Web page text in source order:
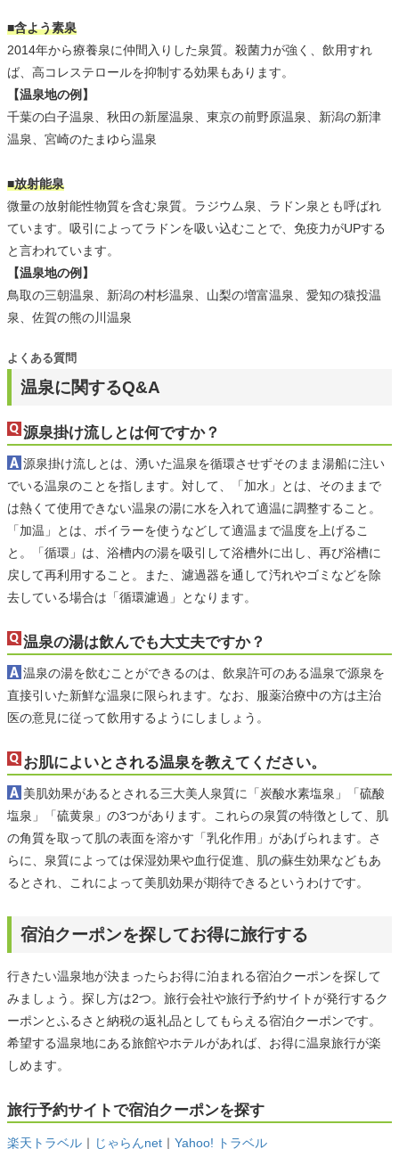
■含よう素泉
2014年から療養泉に仲間入りした泉質。殺菌力が強く、飲用すれ
ば、高コレステロールを抑制する効果もあります。
【温泉地の例】
千葉の白子温泉、秋田の新屋温泉、東京の前野原温泉、新潟の新津
温泉、宮崎のたまゆら温泉
■放射能泉
微量の放射能性物質を含む泉質。ラジウム泉、ラドン泉とも呼ばれ
ています。吸引によってラドンを吸い込むことで、免疫力がUPする
と言われています。
【温泉地の例】
鳥取の三朝温泉、新潟の村杉温泉、山梨の増富温泉、愛知の猿投温
泉、佐賀の熊の川温泉
温泉に関するQ&A
よくある質問
源泉掛け流しとは何ですか？
源泉掛け流しとは、湧いた温泉を循環させずそのまま湯船に注い
でいる温泉のことを指します。対して、「加水」とは、そのままで
は熱くて使用できない温泉の湯に水を入れて適温に調整すること。
「加温」とは、ボイラーを使うなどして適温まで温度を上げるこ
と。「循環」は、浴槽内の湯を吸引して浴槽外に出し、再び浴槽に
戻して再利用すること。また、濾過器を通して汚れやゴミなどを除
去している場合は「循環濾過」となります。
温泉の湯は飲んでも大丈夫ですか？
温泉の湯を飲むことができるのは、飲泉許可のある温泉で源泉を
直接引いた新鮮な温泉に限られます。なお、服薬治療中の方は主治
医の意見に従って飲用するようにしましょう。
お肌によいとされる温泉を教えてください。
美肌効果があるとされる三大美人泉質に「炭酸水素塩泉」「硫酸
塩泉」「硫黄泉」の3つがあります。これらの泉質の特徴として、肌
の角質を取って肌の表面を溶かす「乳化作用」があげられます。さ
らに、泉質によっては保湿効果や血行促進、肌の蘇生効果などもあ
るとされ、これによって美肌効果が期待できるというわけです。
宿泊クーポンを探してお得に旅行する
行きたい温泉地が決まったらお得に泊まれる宿泊クーポンを探して
みましょう。探し方は2つ。旅行会社や旅行予約サイトが発行するク
ーポンとふるさと納税の返礼品としてもらえる宿泊クーポンです。
希望する温泉地にある旅館やホテルがあれば、お得に温泉旅行が楽
しめます。
旅行予約サイトで宿泊クーポンを探す
楽天トラベル ｜ じゃらんnet ｜ Yahoo! トラベル